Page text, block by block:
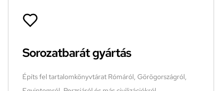
Sorozatbarát gyártás
Építs fel tartalomkönyvtárat Rómáról, Görögországról,